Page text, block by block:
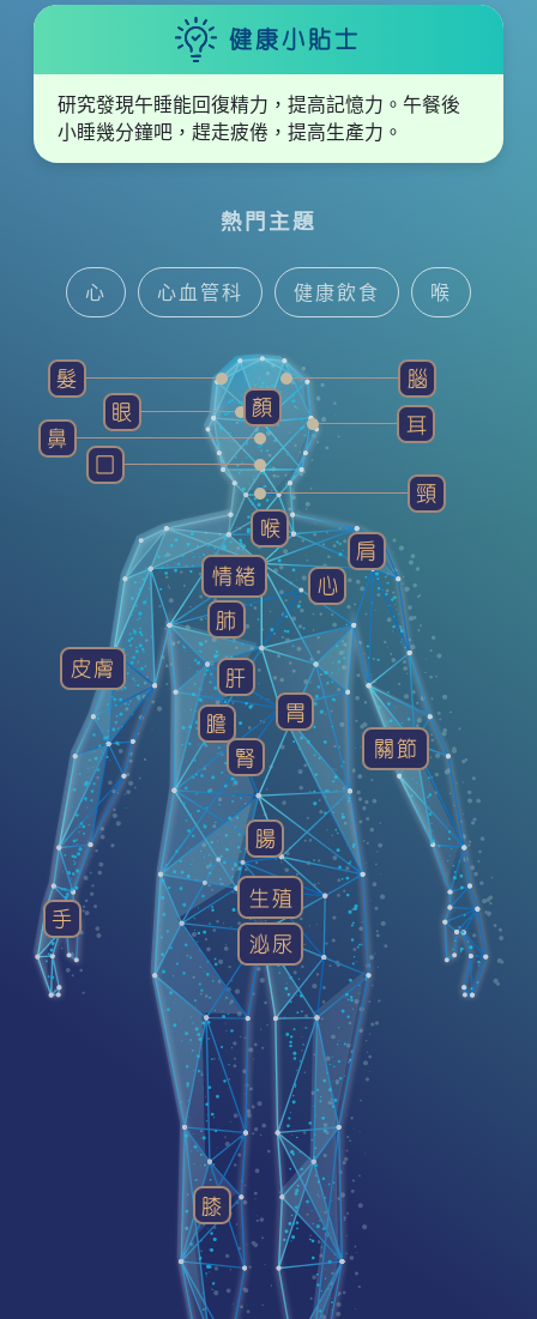
熱門主題
心 心血管科 健康飲食 喉
中醫智慧 耳鼻喉科 腦神經內/外科
健康貼士 髮 精神科
健康小貼士
研究發現午睡能回復精力，提高記憶力。午餐後
小睡幾分鐘吧，趕走疲倦，提高生產力。
髮
眼
鼻
囗
顏
腦
耳
頸
肩
喉
心
肺
胃
肝
腎
膽
腸
泌尿
關節
手
膝
皮膚
生殖
情緒